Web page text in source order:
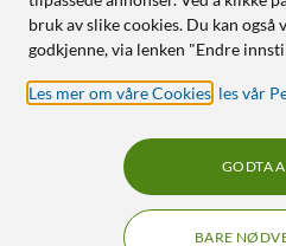
Norge
bruk av slike cookies. Du kan også
godkjenne, via lenken "Endre
Les mer om våre Cookies les vår
BARE
GODTA